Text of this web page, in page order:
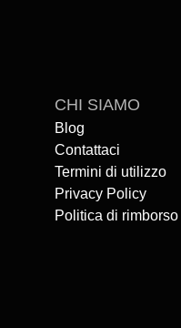
Greatest Sexter e
scelte sconsiderate e
Diari degli Appuntamenti:
Una mini-serie
Diari degli
Una storia intensa di
Esplora la collezione di
CHI SIAMO
Blog
Contattaci
Termini di utilizzo
Privacy Policy
Politica di rimborso